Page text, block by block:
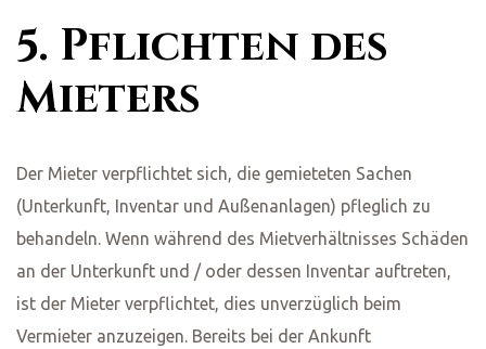
5. Pflichten des
Mieters
Der Mieter verpflichtet sich, die gemieteten Sachen
(Unterkunft, Inventar und Außenanlagen) pfleglich zu
behandeln. Wenn während des Mietverhältnisses Schäden
an der Unterkunft und / oder dessen Inventar auftreten,
ist der Mieter verpflichtet, dies unverzüglich beim
Vermieter anzuzeigen. Bereits bei der Ankunft